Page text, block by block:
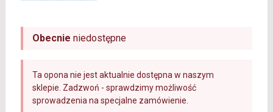
Obecnie niedostępne
Ta opona nie jest aktualnie dostępna w naszym
sklepie. Zadzwoń - sprawdzimy możliwość
sprowadzenia na specjalne zamówienie.